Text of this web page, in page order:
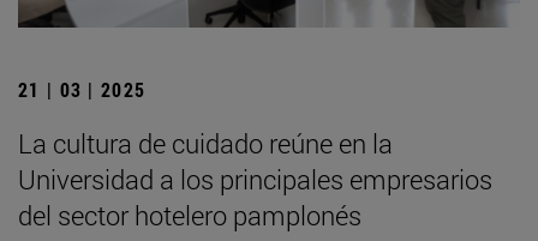
21 | 03 | 2025
La cultura de cuidado reúne en la
Universidad a los principales empresarios
del sector hotelero pamplonés